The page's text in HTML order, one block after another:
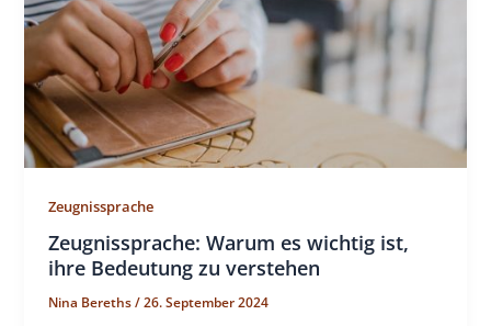
Zeugnissprache
Zeugnissprache: Warum es wichtig ist,
ihre Bedeutung zu verstehen
Nina Bereths/26. September 2024